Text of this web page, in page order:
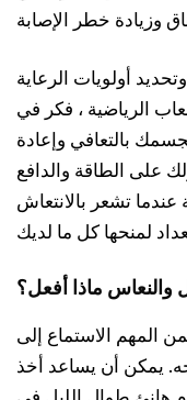
أولويات الرعاية
الرياضية ، فكر في
بالتعافي وإعادة
الطاقة والدافع
عندما تشعر بالانتعاش
والنعاس ماذا أفعل؟
المهم الاستماع إلى
يمكن أن يساعد أخذ